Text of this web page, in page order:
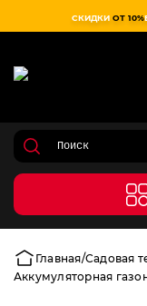
СКИДКИ ОТ 10%
Главная Садовая
Аккумуляторная